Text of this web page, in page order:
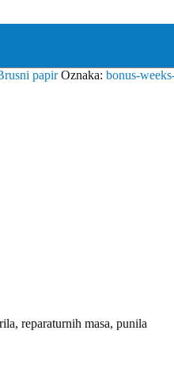
papir Oznaka: bonus-
reparaturnih masa, punila